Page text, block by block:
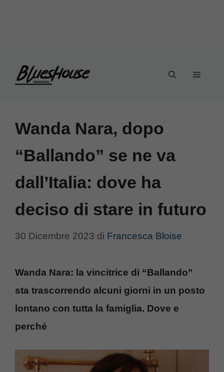
Menu
Wanda Nara, dopo
“Ballando” se ne va
dall’Italia: dove ha
deciso di stare in futuro
30 Dicembre 2023 di Francesca Bloise
Wanda Nara: la vincitrice di “Ballando”
sta trascorrendo alcuni giorni in un posto
lontano con tutta la famiglia. Dove e
perché